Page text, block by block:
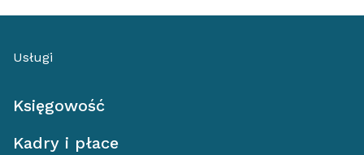
Usługi
Księgowość
Kadry i płace